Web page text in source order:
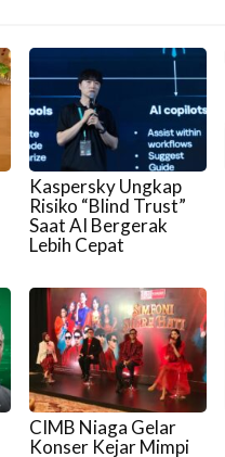
Kaspersky Ungkap
Risiko “Blind Trust”
Saat AI Bergerak
Lebih Cepat
CIMB Niaga Gelar
Konser Kejar Mimpi